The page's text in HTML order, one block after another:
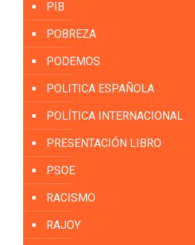
PIB
POBREZA
PODEMOS
POLITICA ESPAÑOLA
POLÍTICA INTERNACIONAL
PRESENTACIÓN LIBRO
PSOE
RACISMO
RAJOY